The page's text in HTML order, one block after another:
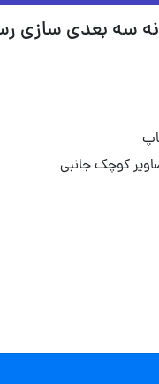
کوچک جانبی